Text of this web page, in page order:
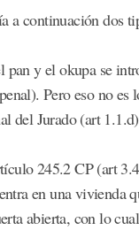
a continuación dos
y el okupa se
Pero eso no
del Jurado (art
245.2 CP (art
en una vivienda
abierta, con lo